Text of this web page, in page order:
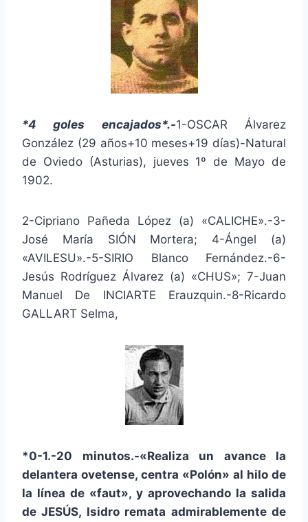
*4 goles encajados*.-1-OSCAR Álvarez
González (29 años+10 meses+19 días)-Natural
de Oviedo (Asturias), jueves 1º de Mayo de
1902.
2-Cipriano Pañeda López (a) «CALICHE».-3-
José María SIÓN Mortera; 4-Ángel (a)
«AVILESU».-5-SIRIO Blanco Fernández.-6-
Jesús Rodríguez Álvarez (a) «CHUS»; 7-Juan
Manuel De INCIARTE Erauzquin.-8-Ricardo
GALLART Selma,
*0-1.-20 minutos.-«Realiza un avance la
delantera ovetense, centra «Polón» al hilo de
la línea de «faut», y aprovechando la salida
de JESÚS, Isidro remata admirablemente de